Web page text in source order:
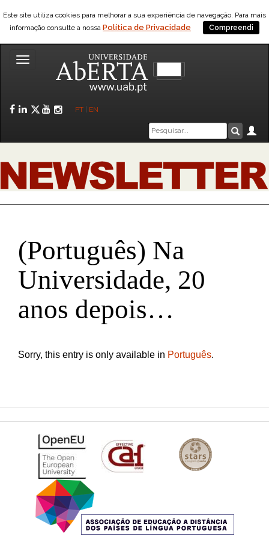
Este site utiliza cookies para melhorar a sua experiência de navegação. Para mais
informação consulte a nossa Política de Privacidade Compreendi
Toggle
Facebook
LinkedIn
Twitter
YouTube
Instagram
PT EN
Caixa
de
(Português) Na
Universidade, 20
anos depois…
Sorry, this entry is only available in Português.